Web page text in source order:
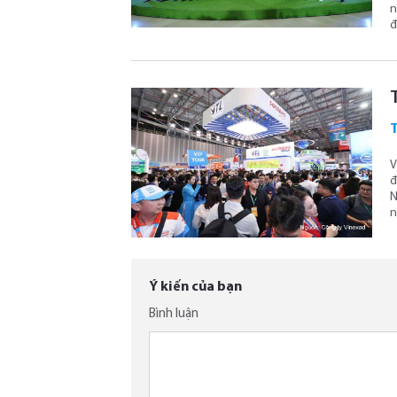
Ý kiến của bạn
Bình luận